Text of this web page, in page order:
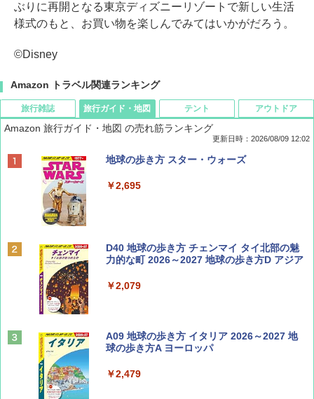
ぶりに再開となる東京ディズニーリゾートで新しい生活
様式のもと、お買い物を楽しんでみてはいかがだろう。
©Disney
Amazon トラベル関連ランキング
旅行雑誌
BE-PAL(ビ-パル) 2026年 9 月号【特別付録:
ディズニーファン ２０２６年 ９月号 [雑
誌] (ＤＩＳＮＥＹ ＦＡＮ)
￥713
山と溪谷 2026年8月号「南アルプス大全」
旅行ガイド・地図
Amazon 旅行ガイド・地図 の売れ筋ランキング
更新日時：2026/08/09 12:02
地球の歩き方 スター・ウォーズ
￥2,695
D40 地球の歩き方 チェンマイ タイ北部の魅
力的な町 2026～2027 地球の歩き方D アジア
￥2,079
A09 地球の歩き方 イタリア 2026～2027 地
球の歩き方A ヨーロッパ
￥2,479
テント アウトドア